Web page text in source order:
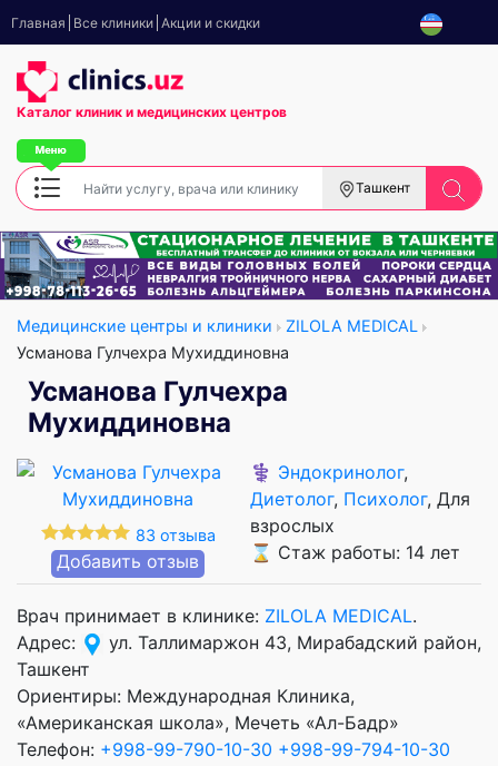
Главная Все клиники Акции и скидки
Каталог клиник и медицинских центров
Ташкент
Медицинские центры и клиники
ZILOLA MEDICAL
Усманова Гулчехра Мухиддиновна
Усманова Гулчехра
Мухиддиновна
83 отзыва
Добавить отзыв
⚕️ Эндокринолог,
Диетолог, Психолог, Для
взрослых
⌛ Стаж работы: 14 лет
Врач принимает в клинике: ZILOLA MEDICAL.
Адрес:
ул. Таллимаржон 43, Мирабадский район,
Ташкент
Ориентиры: Международная Клиника,
«Американская школа», Мечеть «Ал-Бадр»
Телефон: +998-99-790-10-30 +998-99-794-10-30